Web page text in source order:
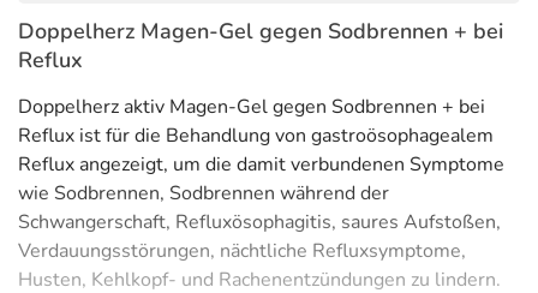
Doppelherz Magen-Gel gegen Sodbrennen + bei
Reflux
Doppelherz aktiv Magen-Gel gegen Sodbrennen + bei
Reflux ist für die Behandlung von gastroösophagealem
Reflux angezeigt, um die damit verbundenen Symptome
wie Sodbrennen, Sodbrennen während der
Schwangerschaft, Refluxösophagitis, saures Aufstoßen,
Verdauungsstörungen, nächtliche Refluxsymptome,
Husten, Kehlkopf- und Rachenentzündungen zu lindern.